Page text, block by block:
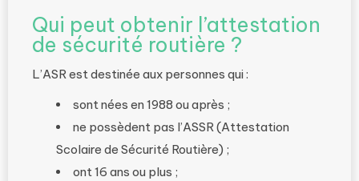
Qui peut obtenir l’attestation
de sécurité routière ?
L’ASR est destinée aux personnes qui :
sont nées en 1988 ou après ;
ne possèdent pas l’ASSR (Attestation
Scolaire de Sécurité Routière) ;
ont 16 ans ou plus ;